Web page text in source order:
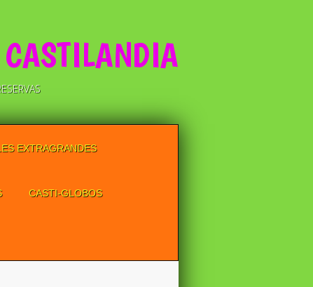
EXTRAGRANDES
CASTI-GLOBOS